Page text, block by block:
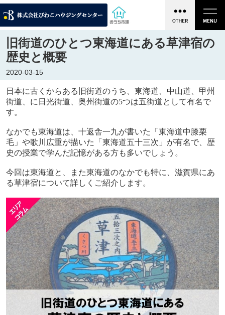
旧街道のひとつ東海道にある草津宿の
歴史と概要
2020-03-15
日本に古くからある旧街道のうち、東海道、中山道、甲州
街道、に日光街道、奥州街道の5つは五街道として有名で
す。
なかでも東海道は、十返舎一九が書いた「東海道中膝栗
毛」や歌川広重が描いた「東海道五十三次」が有名で、歴
史の授業で学んだ記憶がある方も多いでしょう。
今回は東海道と、また東海道のなかでも特に、滋賀県にあ
る草津宿について詳しくご紹介します。